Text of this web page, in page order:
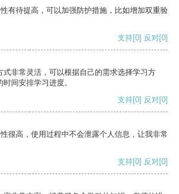
有待提高，可以加强防护措施，比如增加双重验
支持[0] 反对[0]
式非常灵活，可以根据自己的需求选择学习方
间安排学习进度。
支持[0] 反对[0]
很高，使用过程中不会泄露个人信息，让我非常
支持[0] 反对[0]